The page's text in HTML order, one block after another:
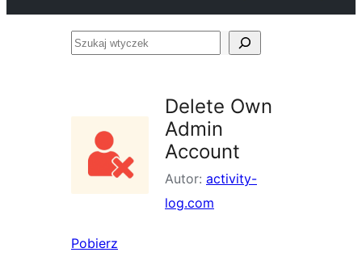
Szukaj
Delete Own
Admin
Account
Autor: activity-
log.com
Pobierz